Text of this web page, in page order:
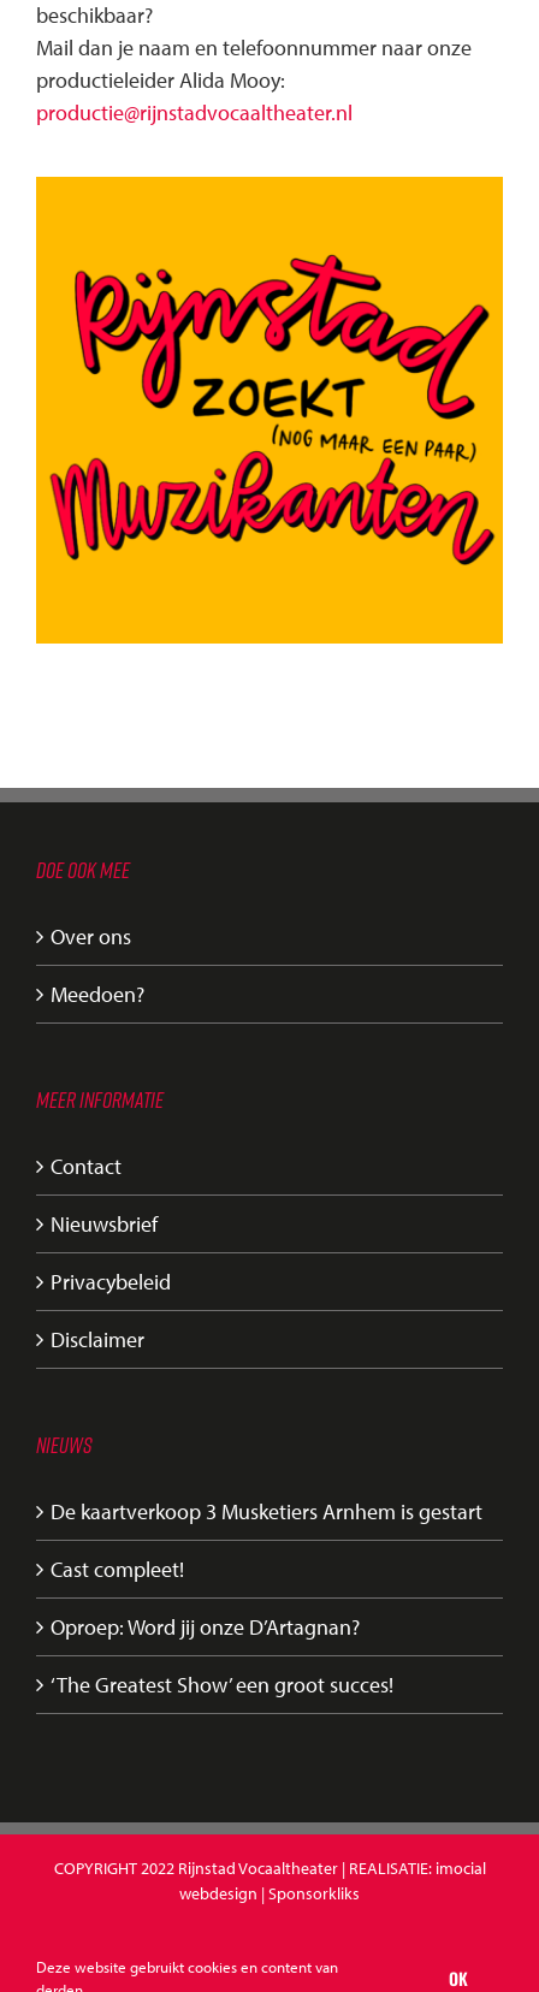
beschikbaar?
Mail dan je naam en telefoonnummer naar onze
productieleider Alida Mooy:
productie@rijnstadvocaaltheater.nl
DOE OOK MEE
Over ons
Meedoen?
MEER INFORMATIE
Contact
Nieuwsbrief
Privacybeleid
Disclaimer
NIEUWS
De kaartverkoop 3 Musketiers Arnhem is gestart
Cast compleet!
Oproep: Word jij onze D’Artagnan?
‘The Greatest Show’ een groot succes!
COPYRIGHT 2022 Rijnstad Vocaaltheater| REALISATIE: imocial
webdesign |Sponsorkliks
FacebookYouTubeInstagram
X
Deze website gebruikt cookies en content van
OK